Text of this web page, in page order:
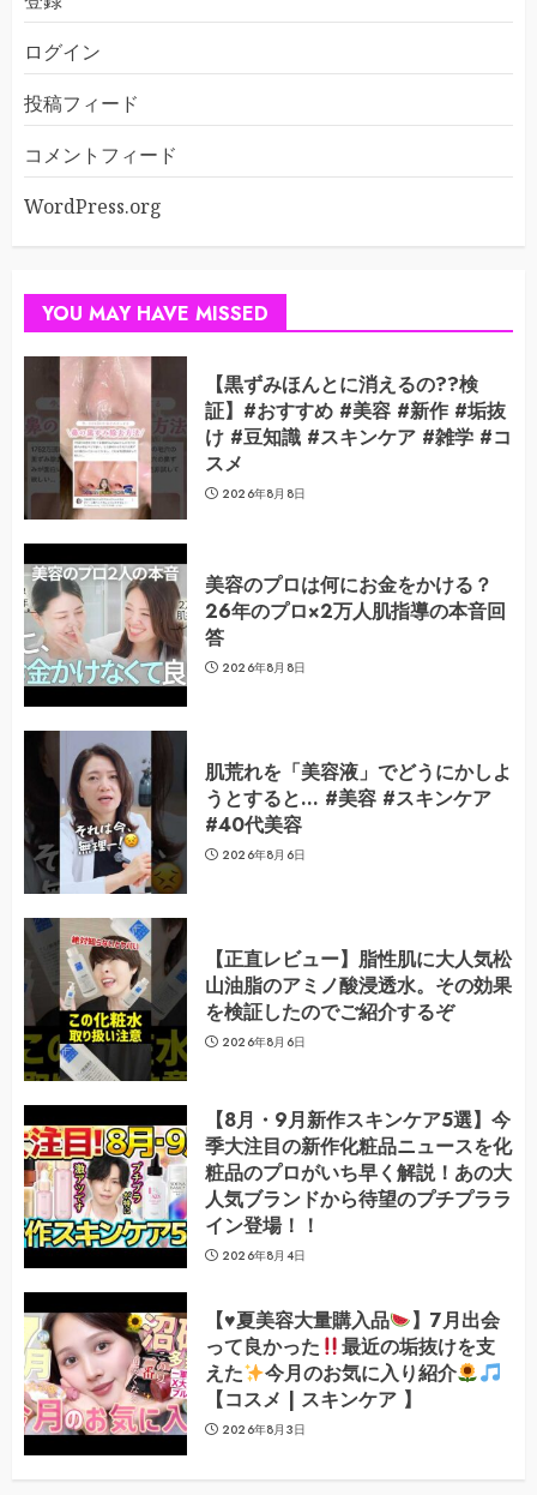
ログイン
投稿フィード
コメントフィード
WordPress.org
YOU MAY HAVE MISSED
【黒ずみほんとに消えるの??検
証】#おすすめ #美容 #新作 #垢抜
け #豆知識 #スキンケア #雑学 #コ
スメ
2026年8月8日
美容のプロは何にお金をかける？
26年のプロ×2万人肌指導の本音回
答
2026年8月8日
肌荒れを「美容液」でどうにかしよ
うとすると… #美容 #スキンケア
#40代美容
2026年8月6日
【正直レビュー】脂性肌に大人気松
山油脂のアミノ酸浸透水。その効果
を検証したのでご紹介するぞ
2026年8月6日
【8月・9月新作スキンケア5選】今
季大注目の新作化粧品ニュースを化
粧品のプロがいち早く解説！あの大
人気ブランドから待望のプチプララ
イン登場！！
2026年8月4日
【♥️夏美容大量購入品
】7月出会
って良かった
最近の垢抜けを支
えた
今月のお気に入り紹介
【コスメ | スキンケア 】
2026年8月3日